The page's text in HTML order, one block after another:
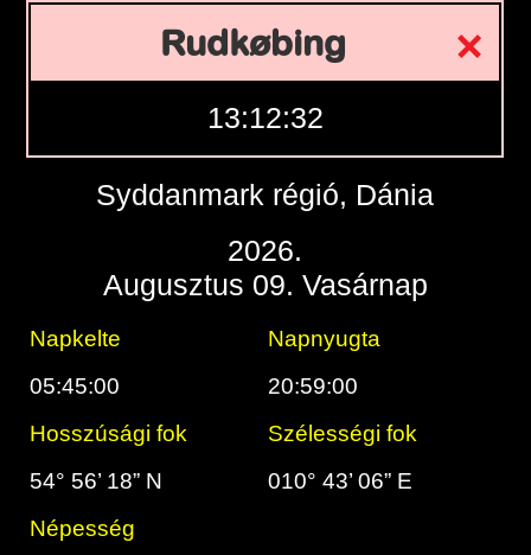
Rudkøbing
13:12:33
Syddanmark régió, Dánia
2026.
Augusztus 09. Vasárnap
Napkelte
Napnyugta
05:45:00
20:59:00
Hosszúsági fok
Szélességi fok
54° 56’ 18” N
010° 43’ 06” E
Népesség